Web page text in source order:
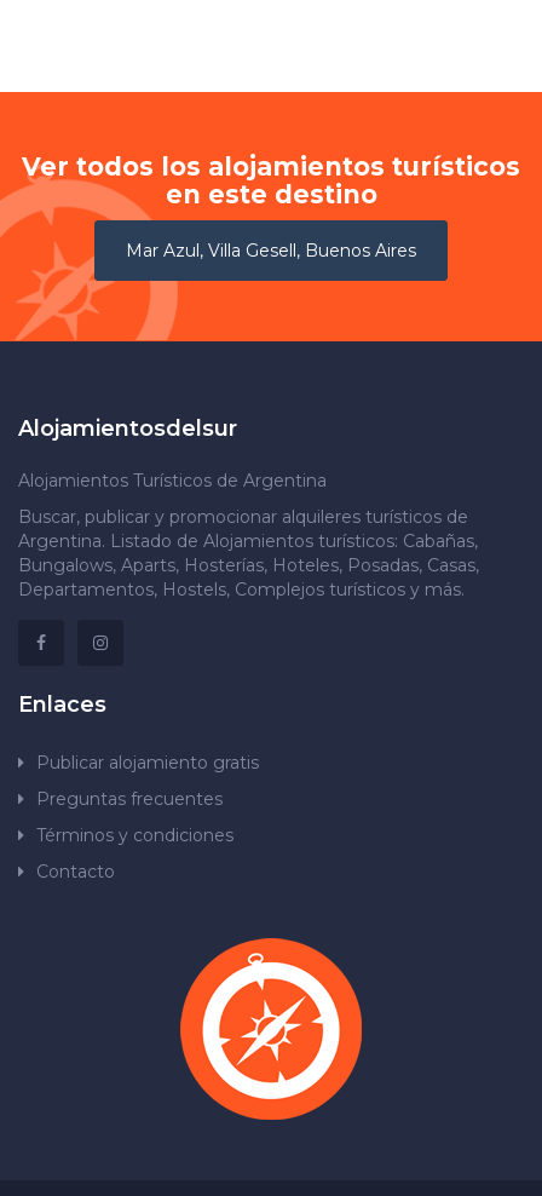
Ver todos los alojamientos turísticos
en este destino
Mar Azul, Villa Gesell, Buenos Aires
Alojamientosdelsur
Alojamientos Turísticos de Argentina
Buscar, publicar y promocionar alquileres turísticos de
Argentina. Listado de Alojamientos turísticos: Cabañas,
Bungalows, Aparts, Hosterías, Hoteles, Posadas, Casas,
Departamentos, Hostels, Complejos turísticos y más.
Enlaces
Publicar alojamiento gratis
Preguntas frecuentes
Términos y condiciones
Contacto